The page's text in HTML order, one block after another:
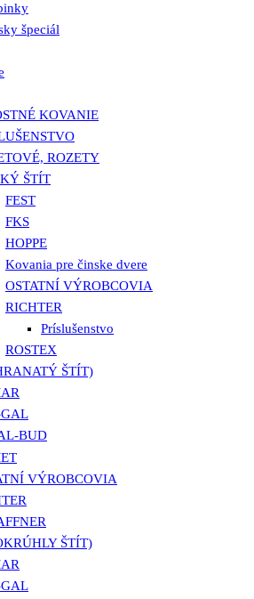
špeciál
KOVANIE
ROZETY
ŠTÍT
FEST
FKS
HOPPE
Kovania pre činske dvere
OSTATNÍ VÝROBCOVIA
RICHTER
Príslušenstvo
ROSTEX
ŠTÍT)
BUD
VÝROBCOVIA
ŠTÍT)